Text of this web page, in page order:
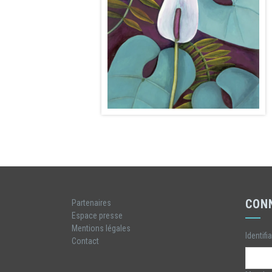
Partenaires
Espace presse
Mentions légales
Contact